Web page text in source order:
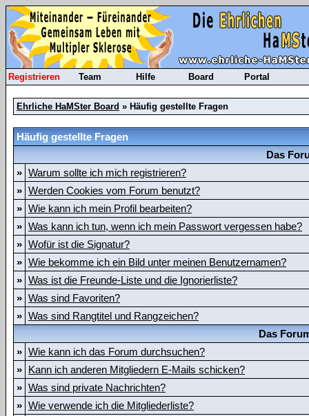
Registrieren Team Hilfe Board Portal
Ehrliche HaMSter Board » Häufig gestellte Fragen
Häufig gestellte Fragen
Das
» Warum sollte ich mich registrieren?
» Werden Cookies vom Forum benutzt?
» Wie kann ich mein Profil bearbeiten?
» Was kann ich tun, wenn ich mein Passwort vergessen habe?
» Wofür ist die Signatur?
» Wie bekomme ich ein Bild unter meinen Benutzernamen?
» Was ist die Freunde-Liste und die Ignorierliste?
» Was sind Favoriten?
» Was sind Rangtitel und Rangzeichen?
Das
» Wie kann ich das Forum durchsuchen?
» Kann ich anderen Mitgliedern E-Mails schicken?
» Was sind private Nachrichten?
» Wie verwende ich die Mitgliederliste?